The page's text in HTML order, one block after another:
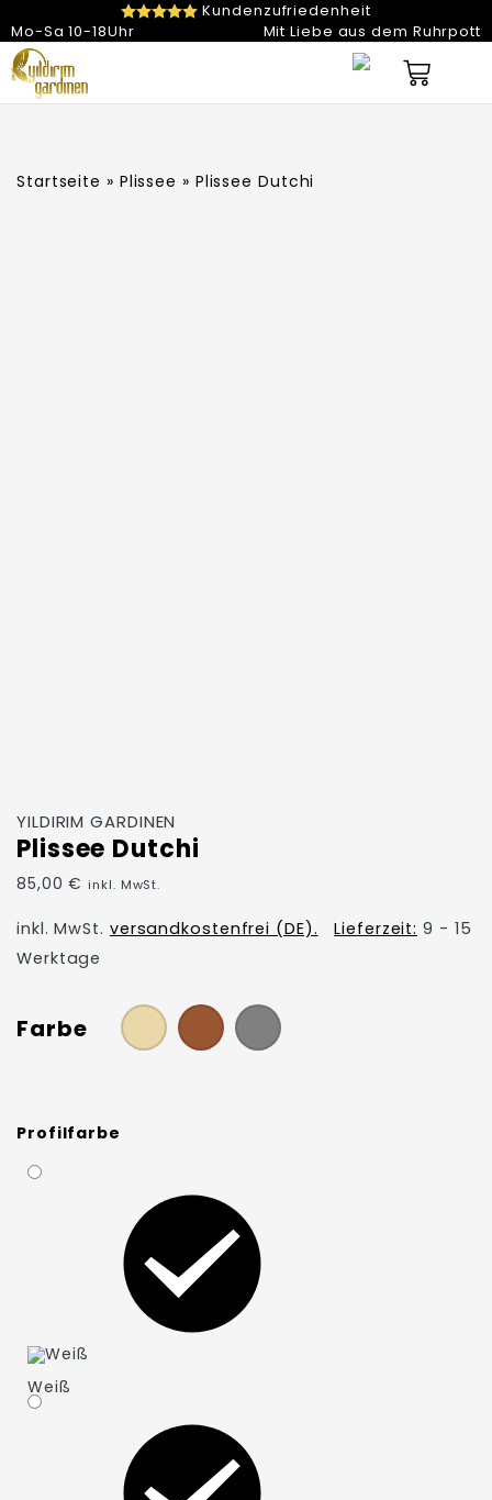
Kundenzufriedenheit
Mo-Sa 10-18Uhr
Mit Liebe aus dem Ruhrpott
My Account
Startseite » Plissee » Plissee Dutchi
YILDIRIM GARDINEN
Plissee Dutchi
85,00€ inkl. MwSt.
inkl. MwSt. versandkostenfrei (DE). Lieferzeit: 9 - 15
Werktage
Farbe
Profilfarbe
Weiß